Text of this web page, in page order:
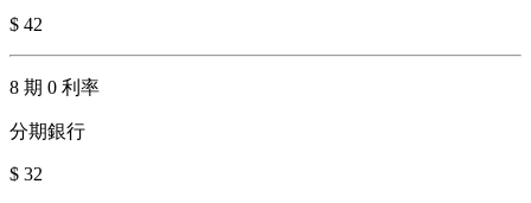
$ 42
8 期 0 利率
分期銀行
$ 32